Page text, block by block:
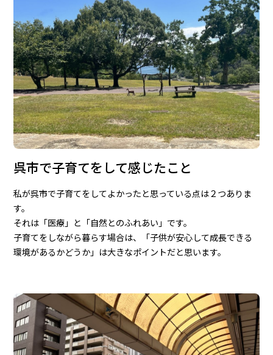
呉市で子育てをして感じたこと
私が呉市で子育てをしてよかったと思っている点は２つありま
す。
それは「医療」と「自然とのふれあい」です。
子育てをしながら暮らす場合は、「子供が安心して成長できる
環境があるかどうか」は大きなポイントだと思います。